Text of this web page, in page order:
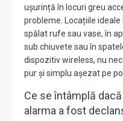
ușurință în locuri greu
probleme. Locațiile
spălat rufe sau vase, în
sub chiuvete sau în
dispozitiv wireless, nu
pur și simplu așezat pe
Ce se întâmplă
alarma a fost